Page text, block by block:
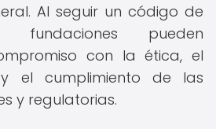
Al seguir un código de
fundaciones pueden
con la ética, el
el cumplimiento de las
y regulatorias.